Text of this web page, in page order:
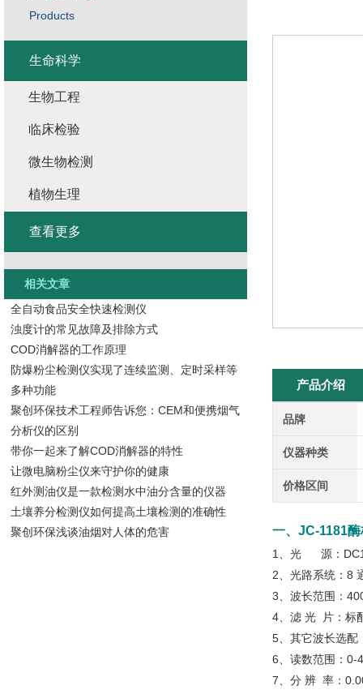
产品介绍
品牌
仪器种类
价格区间
一、 JC-1181
1、光 源：
2、光路系统：8
3、波长范围：
4、滤 光 片：标
5、其它波长选配
6、读数范围：0-
7、分 辨 率：
Products
生命科学
生物工程
临床检验
微生物检测
植物生理
查看更多
相关文章
全自动食品安全快速检测仪
浊度计的常见故障及排除方式
COD消解器的工作原理
防爆粉尘检测仪实现了连续监测、定时采样等
多种功能
聚创环保技术工程师告诉您：CEM和便携烟气
分析仪的区别
带你一起来了解COD消解器的特性
让微电脑粉尘仪来守护你的健康
红外测油仪是一款检测水中油分含量的仪器
土壤养分检测仪如何提高土壤检测的准确性
聚创环保浅谈油烟对人体的危害